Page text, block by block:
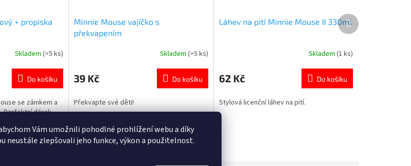
Vám umožnili pohodlné prohlížení webu a díky
neustále zlepšovali jeho funkce, výkon a použitelnost.
+ propiska
Skladem(>5 ks)
Do košíku
se zámkem a
Perfektní dárek
Minnie Mouse vajíčko s
překvapením
produktu
je
z
5
Skladem (>5 ks)
39 Kč Do košíku
Překvapte své děti!
Láhev na pití Minnie Mouse II 330ml
produktu
je
z
5
Skladem(1 ks)
62 Kč Do košíku
Stylová licenční láhev na pití.
Další
produkt